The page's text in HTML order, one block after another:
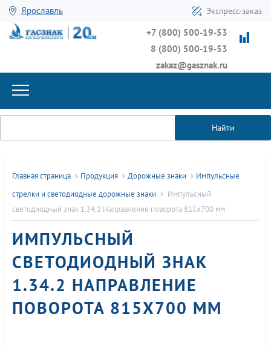
Ярославль Экспресс-заказ
+7 (800) 500-19-53
8 (800) 500-19-53
zakaz@gasznak.ru
Найти
Главная страница Продукция Дорожные знаки
Импульсные
стрелки и светодиодные дорожные знаки
Импульсный
светодиодный знак 1.34.2 Направление поворота 815x700 мм
ИМПУЛЬСНЫЙ
СВЕТОДИОДНЫЙ ЗНАК
1.34.2 НАПРАВЛЕНИЕ
ПОВОРОТА 815X700 ММ